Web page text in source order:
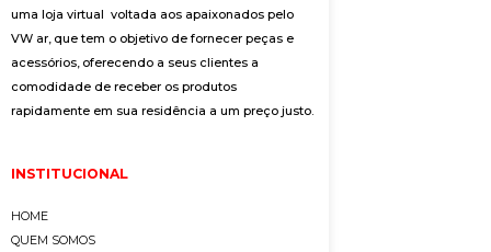
uma loja virtual voltada aos apaixonados pelo
VW ar, que tem o objetivo de fornecer peças e
acessórios, oferecendo a seus clientes a
comodidade de receber os produtos
rapidamente em sua residência a um preço justo.
INSTITUCIONAL
HOME
QUEM SOMOS